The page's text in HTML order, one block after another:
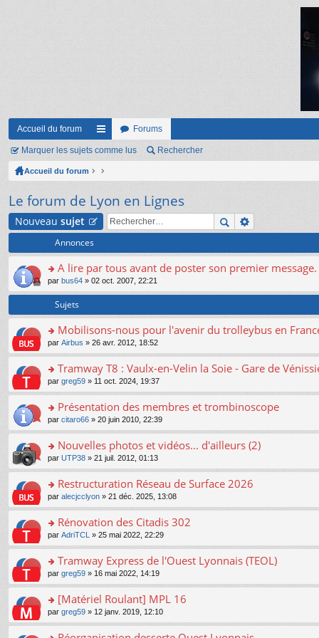
Accueil du forum
ac
co
ci
s
Forums
Marquer les sujets comme lus Rechercher
Accueil du forum
Le forum de Lyon en Lignes
Nouveau sujet
Annonces
o
n
le
m
e
s
a
g
e
n
o
lu
le
pl
u
s
e
nt
A lire par tous avant de poster son premier
par bus64 » 02 oct. 2007, 22:21
Sujets
o
n
ult
er
le
m
e
a
g
e
n
n
lu
le
pl
u
ré
c
e
nt
Mobilisons-nous pour l'avenir du trolleybus en
par Airbus » 26 avr. 2012, 18:52
o
n
ult
er
le
m
e
a
g
e
n
n
lu
le
pl
u
ré
c
e
Tramway T8 : Vaulx-en-Velin la Soie - Gare de
par greg59 » 11 oct. 2024, 19:37
o
n
ult
er
le
m
e
a
g
e
n
n
lu
le
pl
u
Présentation des membres et trombinoscope
par citaro66 » 20 juin 2010, 22:39
o
n
ult
er
le
m
e
a
g
e
n
n
lu
Nouvelles photos et vidéos... d'ailleurs (2)
par UTP38 » 21 juil. 2012, 01:13
o
n
ult
er
le
m
e
a
g
e
n
Restructuration Réseau de Surface 2026
par alecjcclyon » 21 déc. 2025, 13:08
o
n
ult
er
le
m
e
Rénovation des Citadis 302
par AdriTCL » 25 mai 2022, 22:29
o
n
ult
er
le
Tramway Express de l'Ouest Lyonnais (TEOL)
par greg59 » 16 mai 2022, 14:19
o
n
[Matériel Roulant] MPL 16
par greg59 » 12 janv. 2019, 12:10